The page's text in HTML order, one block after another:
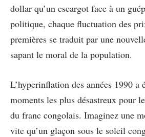
dollar qu’un escargot face à un
politique, chaque fluctuation des
premières se traduit par une
sapant le moral de la population.
L’hyperinflation des années 1990 a
moments les plus désastreux pour
du franc congolais. Imaginez une
vite qu’un glaçon sous le soleil